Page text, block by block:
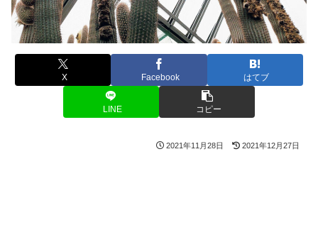
X Facebook はてブ
LINE コピー
2021年11月28日 2021年12月27日